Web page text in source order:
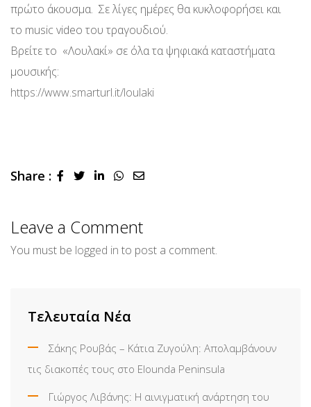
πρώτο άκουσμα. Σε λίγες ημέρες θα κυκλοφορήσει και
το music video του τραγουδιού.
Βρείτε το «Λουλακί» σε όλα τα ψηφιακά καταστήματα
μουσικής:
https://www.smarturl.it/loulaki
Share : LinkedInWhatsapp
Share
Leave a Comment
You must be logged in to post a comment.
Τελευταία Νέα
Σάκης Ρουβάς – Κάτια Ζυγούλη: Απολαμβάνουν
τις διακοπές τους στο Elounda Peninsula
Γιώργος Λιβάνης: Η αινιγματική ανάρτηση του